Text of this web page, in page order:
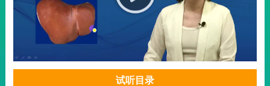
试听目录